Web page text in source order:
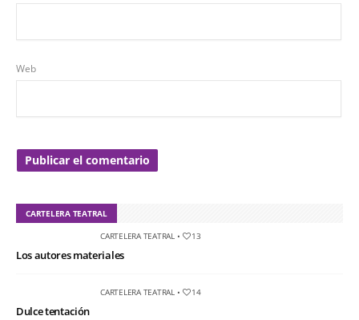
Web
CARTELERA TEATRAL
CARTELERA TEATRAL• 13
Los autores materiales
CARTELERA TEATRAL• 14
Dulce tentación